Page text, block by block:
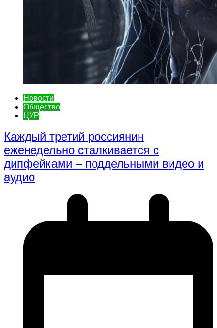
Новости
Общество
ЦУР
Каждый третий россиянин
еженедельно сталкивается с
дипфейками – поддельными видео и
аудио